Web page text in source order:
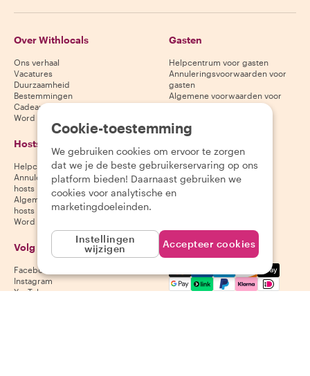
Over Withlocals
Ons verhaal
Vacatures
Duurzaamheid
Bestemmingen
Cadeaubonnen
Word partner
Gasten
Helpcentrum voor gasten
Annuleringsvoorwaarden voor
gasten
Algemene voorwaarden voor
Hosts
Helpcentrum voor hosts
Annuleringsvoorwaarden voor
hosts
Algemene voorwaarden voor
hosts
Word een host
App Store
Google Play Store
Volg ons
Facebook
Instagram
YouTube
Wij accepteren
Mastercard, Visa, Amex,
Cookie-toestemming
We gebruiken cookies om ervoor te zorgen
dat we je de beste gebruikerservaring op ons
platform bieden! Daarnaast gebruiken we
cookies voor analytische en
marketingdoeleinden.
Instellingen
wijzigen
Accepteer cookies